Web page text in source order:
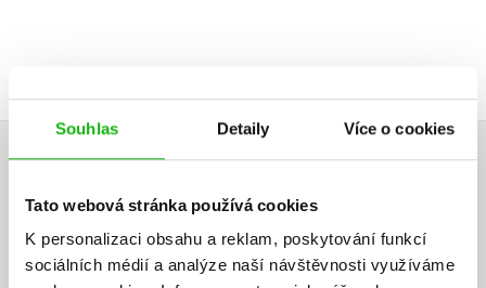
Souhlas Detaily Více o cookies
Tato webová stránka používá cookies
K personalizaci obsahu a reklam, poskytování funkcí
sociálních médií a analýze naší návštěvnosti využíváme